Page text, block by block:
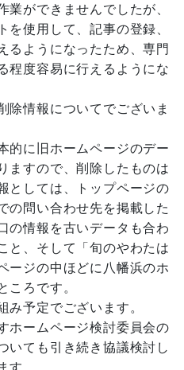
業ができませんでしたが、
を使用して、記事の登録、
るようになったため、専門
程度容易に行えるようにな
情報についてでございま
に旧ホームページのデー
ますので、削除したものは
としては、トップページの
の問い合わせ先を掲載した
の情報を古いデータも合わ
と、そして「旬のやわたは
ージの中ほどに八幡浜のホ
ころです。
予定でございます。
ホームページ検討委員会の
いても引き続き協議検討し
す。